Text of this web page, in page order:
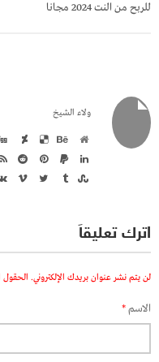
للربح من النت 2024 مجانا
ولاء الشيخ
اترك تعليقاً
لن يتم نشر عنوان بريدك الإلكتروني. الحقول
الاسم*